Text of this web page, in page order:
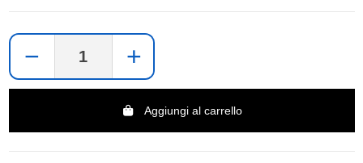
− +
Aggiungi al carrello